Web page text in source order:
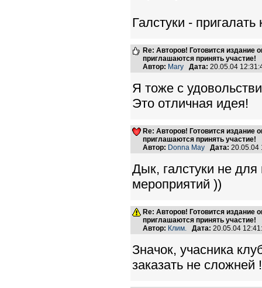
Галстуки -
Re: Авторов! Готовится
приглашаются принять участие!
Автор: Mary Дата: 20.05.04
Я тоже с
Это отличная идея!
Re: Авторов! Готовится
приглашаются принять участие!
Автор: Donna May Дата:
Дык, галстуки не
мероприятий ))
Re: Авторов! Готовится
приглашаются принять участие!
Автор: Клим. Дата: 20.05.04
Значок, учасника
заказать не сложней